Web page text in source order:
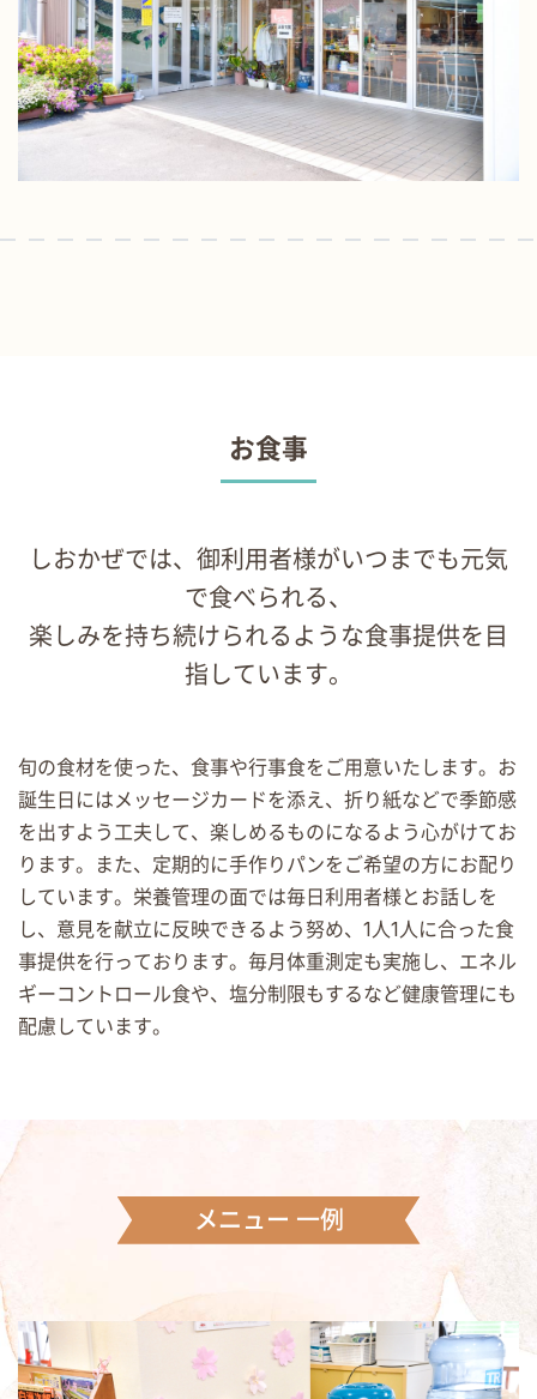
お食事
しおかぜでは、御利用者様がいつまでも元気
で食べられる、
楽しみを持ち続けられるような食事提供を目
指しています。
旬の食材を使った、食事や行事食をご用意いたします。お
誕生日にはメッセージカードを添え、折り紙などで季節感
を出すよう工夫して、楽しめるものになるよう心がけてお
ります。また、定期的に手作りパンをご希望の方にお配り
しています。栄養管理の面では毎日利用者様とお話しを
し、意見を献立に反映できるよう努め、1人1人に合った食
事提供を行っております。毎月体重測定も実施し、エネル
ギーコントロール食や、塩分制限もするなど健康管理にも
配慮しています。
メニュー 一例